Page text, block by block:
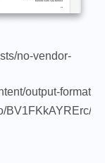
no-vendor-
output-format
BV1FKkAYRErc/